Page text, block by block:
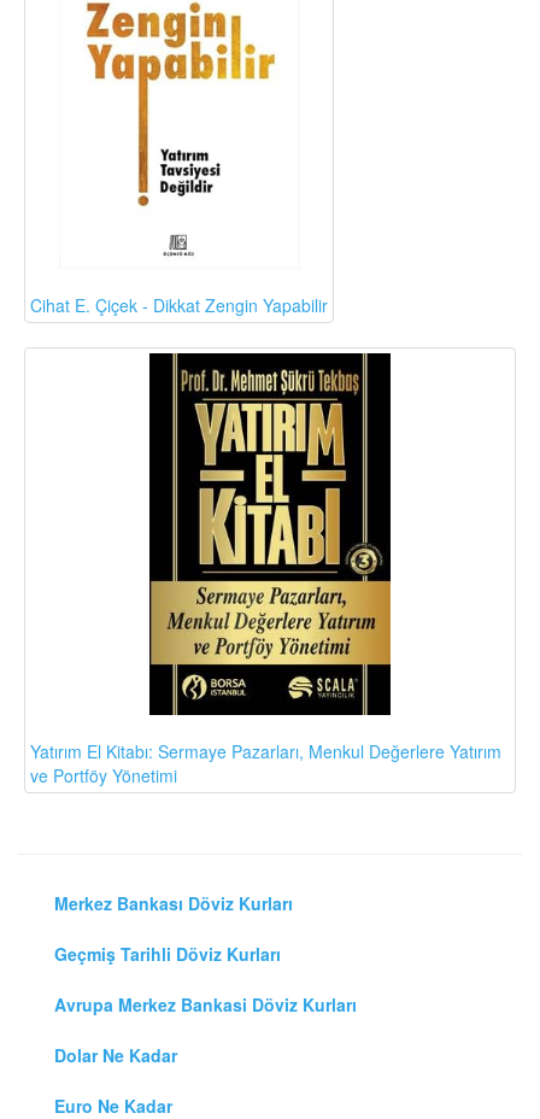
Cihat E. Çiçek - Dikkat Zengin Yapabilir
Yatırım El Kitabı: Sermaye Pazarları, Menkul Değerlere Yatırım
ve Portföy Yönetimi
Merkez Bankası Döviz Kurları
Geçmiş Tarihli Döviz Kurları
Avrupa Merkez Bankasi Döviz Kurları
Dolar Ne Kadar
Euro Ne Kadar